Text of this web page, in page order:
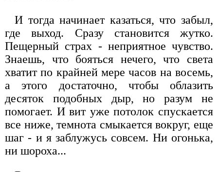
И тогда начинает казаться, что забыл,
где выход. Сразу становится жутко.
Пещерный страх - неприятное чувство.
Знаешь, что бояться нечего, что света
хватит по крайней мере часов на восемь,
а этого достаточно, чтобы облазить
десяток подобных дыр, но разум не
помогает. И вит уже потолок спускается
все ниже, темнота смыкается вокруг, еще
шаг - и я заблужусь совсем. Ни огонька,
ни шороха...